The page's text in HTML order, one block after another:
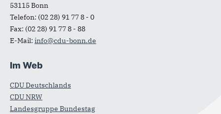
53115Bonn
Telefon: (02 28) 91 77 8 - 0
Fax: (02 28) 91 77 8 - 88
E-Mail: info@cdu-bonn.de
Im Web
CDU Deutschlands
CDU NRW
Landesgruppe Bundestag